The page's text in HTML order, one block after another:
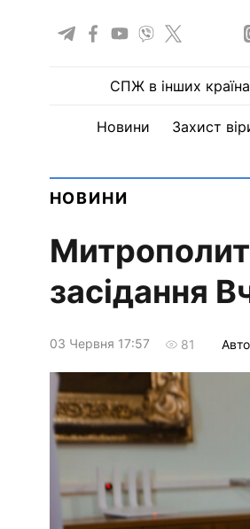
СПЖ в інших
Новини Захист
НОВИНИ
засідання
03 Червня 17:57 81